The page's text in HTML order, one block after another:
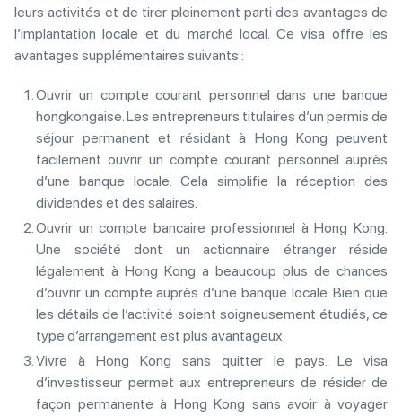
leurs activités et de tirer pleinement parti des avantages de
l’implantation locale et du marché local. Ce visa offre les
avantages supplémentaires suivants :
Ouvrir un compte courant personnel dans une banque
hongkongaise. Les entrepreneurs titulaires d’un permis de
séjour permanent et résidant à Hong Kong peuvent
facilement ouvrir un compte courant personnel auprès
d’une banque locale. Cela simplifie la réception des
dividendes et des salaires.
Ouvrir un compte bancaire professionnel à Hong Kong.
Une société dont un actionnaire étranger réside
légalement à Hong Kong a beaucoup plus de chances
d’ouvrir un compte auprès d’une banque locale. Bien que
les détails de l’activité soient soigneusement étudiés, ce
type d’arrangement est plus avantageux.
Vivre à Hong Kong sans quitter le pays. Le visa
d’investisseur permet aux entrepreneurs de résider de
façon permanente à Hong Kong sans avoir à voyager